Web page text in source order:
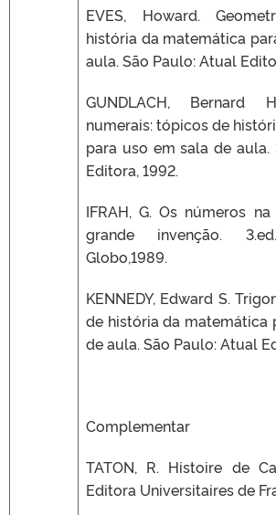
EVES, Howard.
história da matemática
aula. São Paulo: Atual
GUNDLACH,
numerais: tópicos de
para uso em sala de aula.
Editora, 1992.
IFRAH, G. Os números
grande invenção.
Globo,1989.
KENNEDY, Edward S.
de história da matemática
de aula. São Paulo: Atual
Complementar
TATON, R. Histoire de
Editora Universitaires de